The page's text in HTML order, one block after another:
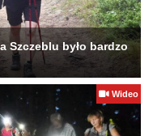
Szczeblu było bardzo
Wideo